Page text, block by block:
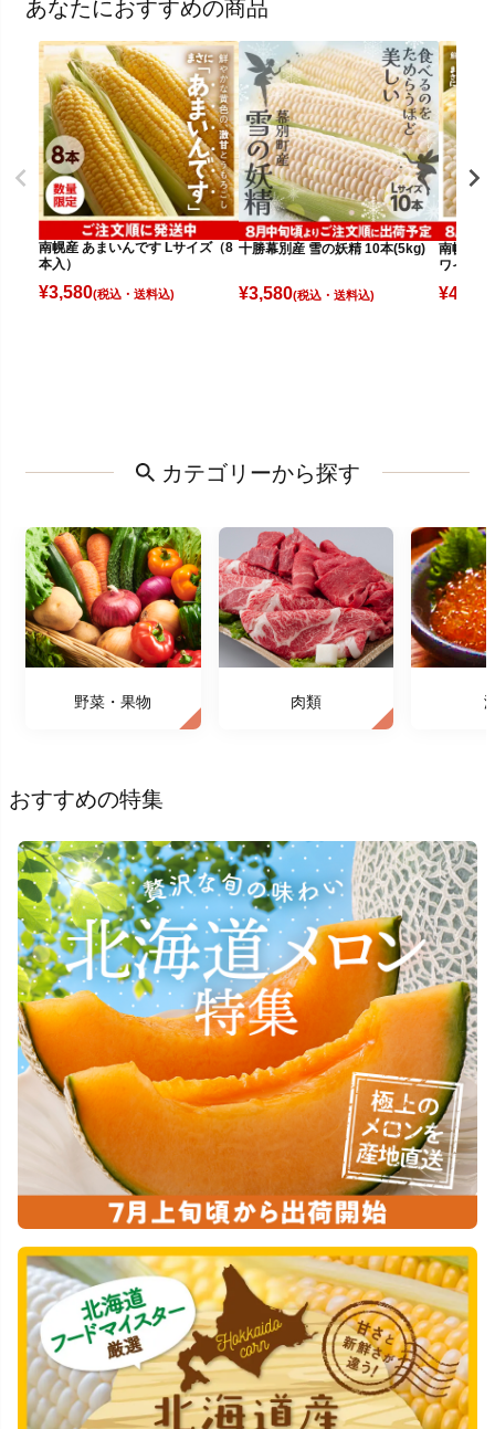
あなたにおすすめの商品
南幌産 あまいんです Lサイズ（8
本入）
¥3,580(税込)
十勝幕別産 雪の妖精 10本(5kg)
¥3,580(税込)
南幌産
ワイト
¥4,080
カテゴリーから探す
野菜・果物 肉類
おすすめの特集